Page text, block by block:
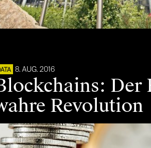
8. AUG. 2016
Der
Revolution